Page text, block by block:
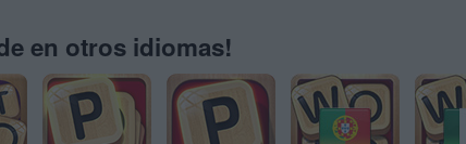
en otros idiomas!